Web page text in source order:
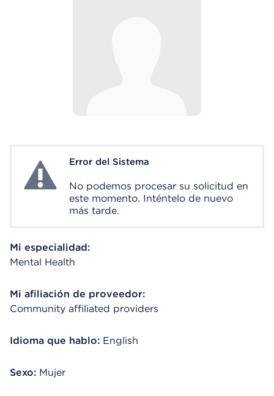
System ErrorError del Sistema
No podemos procesar su solicitud en
este momento. Inténtelo de nuevo
más tarde.
Mi especialidad:
Mental Health
Mi afiliación de proveedor:
Community affiliated providers
Idioma que hablo: English
Sexo: Mujer